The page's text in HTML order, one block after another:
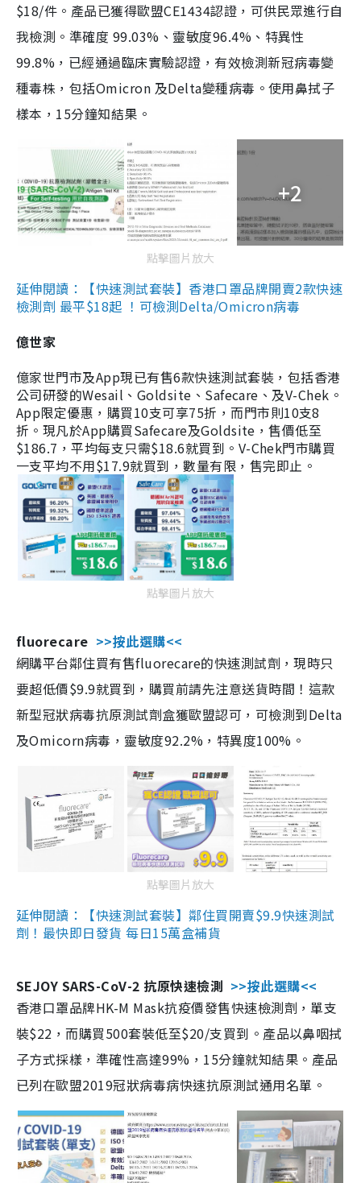
$18/件。產品已獲得歐盟CE1434認證，可供民眾進行自
我檢測。準確度 99.03%、靈敏度96.4%、特異性
99.8%，已經通過臨床實驗認證，有效檢測新冠病毒變
種毒株，包括Omicron 及Delta變種病毒。使用鼻拭子
樣本，15分鐘知結果。
+2
點擊圖片放大
延伸閱讀：【快速測試套裝】香港口罩品牌開賣2款快速
檢測劑 最平$18起 ！可檢測Delta/Omicron病毒
億世家
億家世門市及App現已有售6款快速測試套裝，包括香港
公司研發的Wesail、Goldsite、Safecare、及V-Chek。
App限定優惠，購買10支可享75折，而門市則10支8
折。現凡於App購買Safecare及Goldsite，售價低至
$186.7，平均每支只需$18.6就買到。V-Chek門市購買
一支平均不用$17.9就買到，數量有限，售完即止。
點擊圖片放大
fluorecare >>按此選購<<
網購平台鄰住買有售fluorecare的快速測試劑，現時只
要超低價$9.9就買到，購買前請先注意送貨時間！這款
新型冠狀病毒抗原測試劑盒獲歐盟認可，可檢測到Delta
及Omicorn病毒，靈敏度92.2%，特異度100%。
點擊圖片放大
延伸閱讀：【快速測試套裝】鄰住買開賣$9.9快速測試
劑！最快即日發貨 每日15萬盒補貨
SEJOY SARS-CoV-2 抗原快速檢測 >>按此選購<<
香港口罩品牌HK-M Mask抗疫價發售快速檢測劑，單支
裝$22，而購買500套裝低至$20/支買到。產品以鼻咽拭
子方式採樣，準確性高達99%，15分鐘就知結果。產品
已列在歐盟2019冠狀病毒病快速抗原測試通用名單。